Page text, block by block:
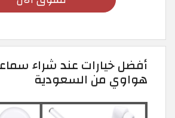
أفضل خيارات عند شراء
هواوي من السعودية